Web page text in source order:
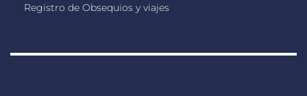
Registro de Obsequios y viajes